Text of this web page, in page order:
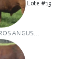
Lote #19
ANGUS...